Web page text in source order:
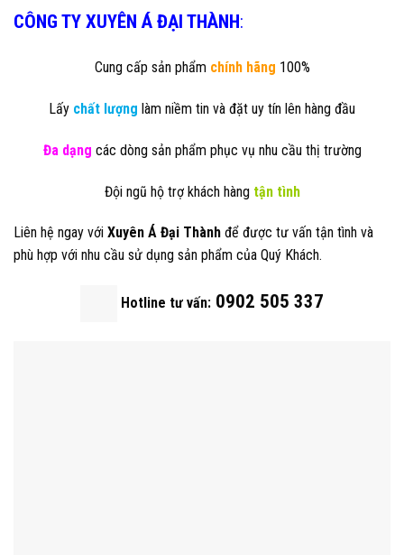
CÔNG TY XUYÊN Á ĐẠI THÀNH:
Cung cấp sản phẩmchính hãng 100%
Lấy chất lượng làm niềm tin và đặt uy tín lên hàng đầu
Đa dạng các dòng sản phẩm phục vụ nhu cầu thị trường
Đội ngũ hộ trợ khách hàng tận tình
Liên hệ ngay với Xuyên Á Đại Thành để được tư vấn tận tình và
phù hợp với nhu cầu sử dụng sản phẩm của Quý Khách.
Hotline tư vấn: 0902 505 337